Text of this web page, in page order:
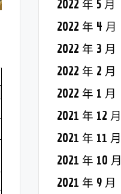
2022 年 5 月
2022 年 4 月
2022 年 3 月
2022 年 2 月
2022 年 1 月
2021 年 12 月
2021 年 11 月
2021 年 10 月
2021 年 9 月